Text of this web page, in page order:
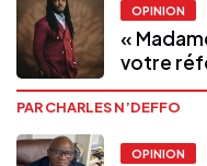
OPINION
«
votre
PAR CHARLES N’DEFFO
OPINION